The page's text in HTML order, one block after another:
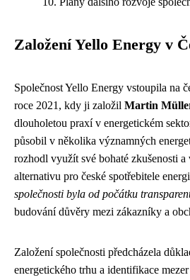
Založení Yello Energy v
Společnost Yello Energy vstoupila na
roce 2021, kdy ji založil Martin
dlouholetou praxí v energetickém
působil v několika významných
rozhodl využít své bohaté zkušenosti
alternativu pro české spotřebitele
společnosti byla od počátku
budování důvěry mezi zákazníky a
Založení společnosti předcházela
energetického trhu a identifikace